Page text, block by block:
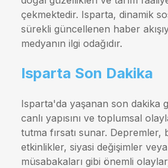
çekmektedir. Isparta, dinamik
sürekli güncellenen haber
medyanın ilgi odağıdır.
Isparta Son Dakika
Isparta'da yaşanan son dakika
canlı yapısını ve toplumsal
tutma fırsatı sunar. Depremler,
etkinlikler, siyasi değişimler
müsabakaları gibi önemli